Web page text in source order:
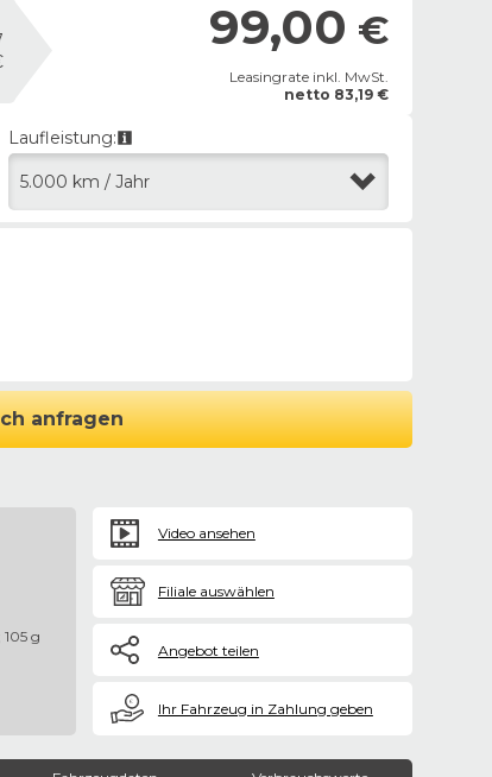
99,00 €
Leasingrate inkl. MwSt.
netto 83,19 €
Laufleistung:
5.000 km / Jahr
anfragen
g
Video ansehen
Filiale auswählen
Angebot teilen
€ Ihr Fahrzeug in Zahlung geben